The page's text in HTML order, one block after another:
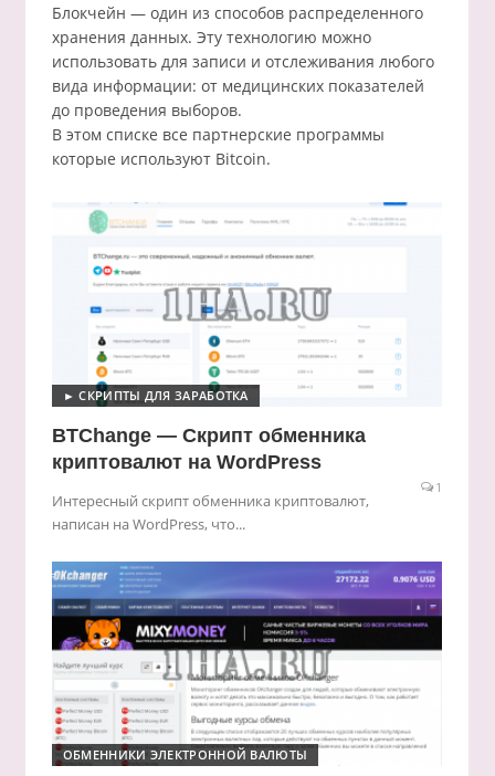
Блокчейн — один из способов распределенного
хранения данных. Эту технологию можно
использовать для записи и отслеживания любого
вида информации: от медицинских показателей
до проведения выборов.
В этом списке все партнерские программы
которые используют Bitcoin.
► СКРИПТЫ ДЛЯ ЗАРАБОТКА
BTChange — Скрипт обменника
криптовалют на WordPress
1
Интересный скрипт обменника криптовалют,
написан на WordPress, что...
ОБМЕННИКИ ЭЛЕКТРОННОЙ ВАЛЮТЫ